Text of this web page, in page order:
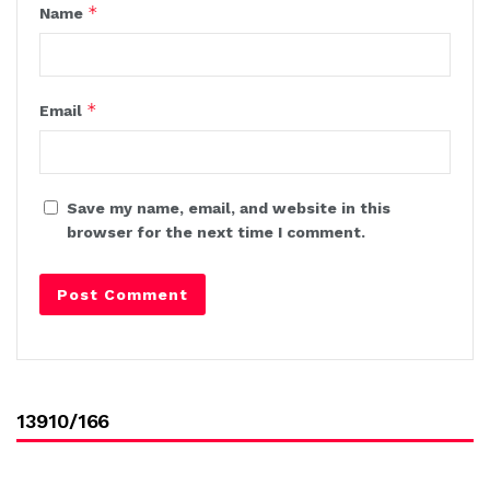
Name *
Email *
Save my name, email, and website in this
browser for the next time I comment.
13910/166